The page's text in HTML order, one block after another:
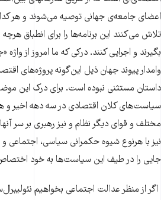
اعضای جامعه‌ی جهانی توصیه می‌شوند و هر
تلاش می‌کنند این برنامه‌ها را برای انطباق
بگیرند و اجرایی کنند. درکی که ما امروز از واژه
وامدار پیوند جهان ذیل این‌گونه پروژه‌‌های
داستان مستثنی نبوده است. برای درک این
سیاست‌های کلان اقتصادی در سه دهه اخیر و
مختلف و قوای دیگر نظام و نیز رهبری بر سر
نیز با هرنوع شیوه حکمرانی سیاسی، اجتماعی
جایی را در طیف این سیاست‌ها به خود اختصاص
اگر از منظر عدالت اجتماعی بخواهیم